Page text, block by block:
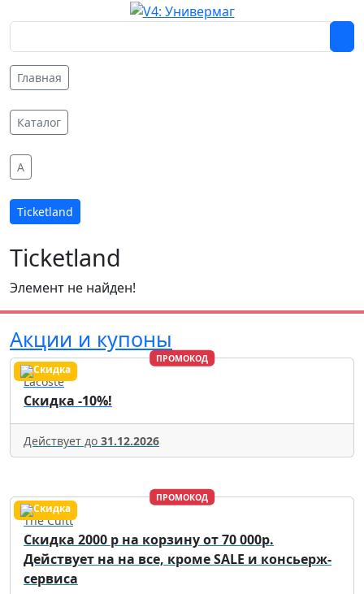
Главная
Каталог
A
Ticketland
Ticketland
Элемент не найден!
Акции и купоны
ПРОМОКОД
Lacoste
Скидка -10%!
Действует до 31.12.2026
ПРОМОКОД
The Cultt
Скидка 2000 р на корзину от 70 000р.
Действует на на все, кроме SALE и консьерж-
сервиса